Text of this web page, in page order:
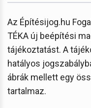
Az Építésijog.hu
TÉKA új beépítési
tájékoztatást. A
hatályos
ábrák mellett egy
tartalmaz.